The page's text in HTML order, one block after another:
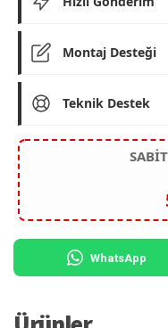
Montaj Desteği
Teknik Destek
WhatsApp